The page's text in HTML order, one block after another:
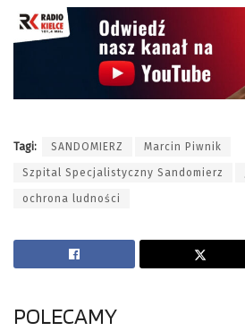
Tagi: SANDOMIERZ Marcin Piwnik
Szpital Specjalistyczny Sandomierz
ochrona ludności
POLECAMY